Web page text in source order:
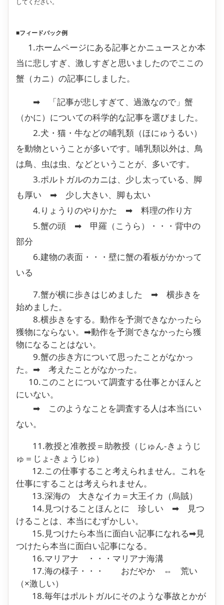
■フィードバック例
1.ホームページにある記事とかニュースとか本
当に悲しすぎ、激しすぎと思いましたのでここの
蟹（カニ）の記事にしました。
➡ 「記事が悲しすぎて、過激なので」蟹
（かに）についての科学的な記事を選びました。
2.犬・猫・牛などの哺乳類（ほにゅうるい）
を動物ということが多いです。哺乳類以外は、鳥
は鳥、虫は虫、などということが、多いです。
3.ポルトガルのカニは、少し太っている、脚
も厚い ➡ 少し大きい、脚も太い
4.りょうりのやりかた ➡ 料理の作り方
5.蟹の頭 ➡ 甲羅（こうら）・・・背中の
部分
6.建物の表面・・・壁に蟹の看板がかかって
いる
7.蟹が横に歩きはじめました ➡ 横歩きを
始めました。
8.横歩きをする。動作を予測できなかったら
獲物にならない。➡動作を予測できなかったら獲
物になることはない。
9.蟹の歩き方について思ったことがなかっ
た。➡ 考えたことがなかった。
10.このことについて調査する仕事とかほんと
にいない。
➡ このようなことを調査する人は本当にい
ない。
11.教授と准教授＝助教授（じゅん-きょうじ
ゅ＝じょ-きょうじゅ）
12.この仕事すること考えられません。これを
仕事にすることは考えられません。
13.深海の 大きなイカ＝大王イカ（烏賊）
14.見つけることほんとに 珍しい ➡ 見つ
けることは、本当にむずかしい。
15.見つけたら本当に面白い記事になれる➡見
つけたら本当に面白い記事になる。
16.マリアナ ・・・マリアナ海溝
17.海の様子・・・ おだやか ⇔ 荒い
（×激しい）
18.毎年はポルトガルにそのような事故とかが